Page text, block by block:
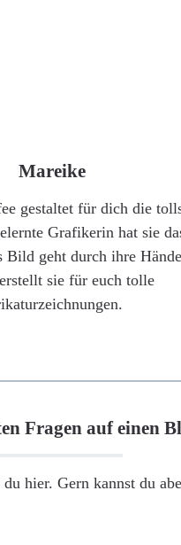
Mareike
gestaltet für dich die
Grafikerin hat sie
Bild geht durch ihre
sie für euch tolle
Fragen auf einen
hier. Gern kannst du